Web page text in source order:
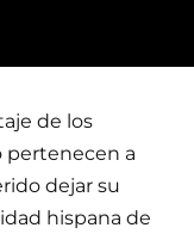
de los
pertenecen a
dejar su
hispana de